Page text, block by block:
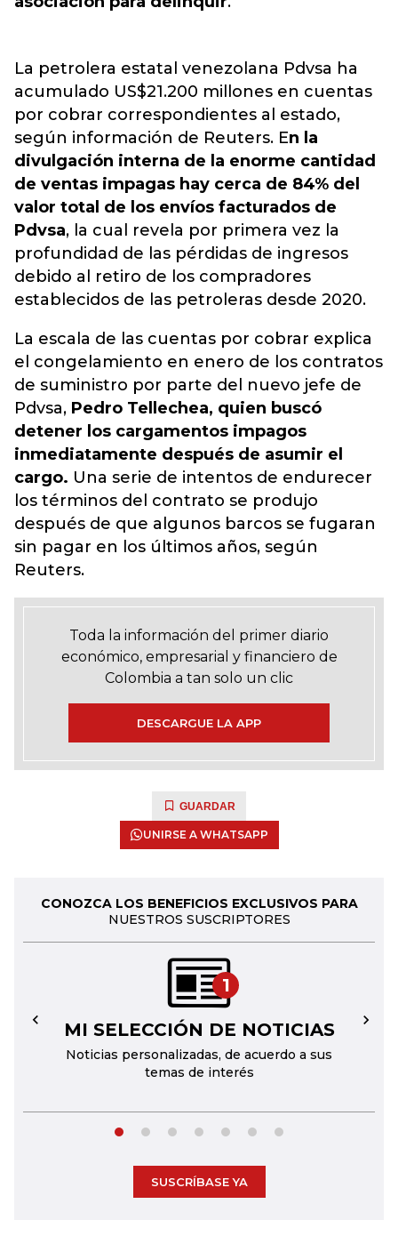
La petrolera estatal venezolana Pdvsa ha
acumulado US$21.200 millones en cuentas
por cobrar correspondientes al estado,
según información de Reuters. En la
divulgación interna de la enorme cantidad
de ventas impagas hay cerca de 84% del
valor total de los envíos facturados de
Pdvsa, la cual revela por primera vez la
profundidad de las pérdidas de ingresos
debido al retiro de los compradores
establecidos de las petroleras desde 2020.
La escala de las cuentas por cobrar explica
el congelamiento en enero de los contratos
de suministro por parte del nuevo jefe de
Pdvsa, Pedro Tellechea, quien buscó
detener los cargamentos impagos
inmediatamente después de asumir el
cargo. Una serie de intentos de endurecer
los términos del contrato se produjo
después de que algunos barcos se fugaran
sin pagar en los últimos años, según
Reuters.
Toda la información del primer diario
económico, empresarial y financiero de
Colombia a tan solo un clic
DESCARGUE LA APP
GUARDAR
UNIRSE A WHATSAPP
CONOZCA LOS BENEFICIOS EXCLUSIVOS PARA
NUESTROS SUSCRIPTORES
1
MI SELECCIÓN DE NOTICIAS
Noticias personalizadas, de acuerdo a sus
temas de interés
← →
SUSCRÍBASE YA